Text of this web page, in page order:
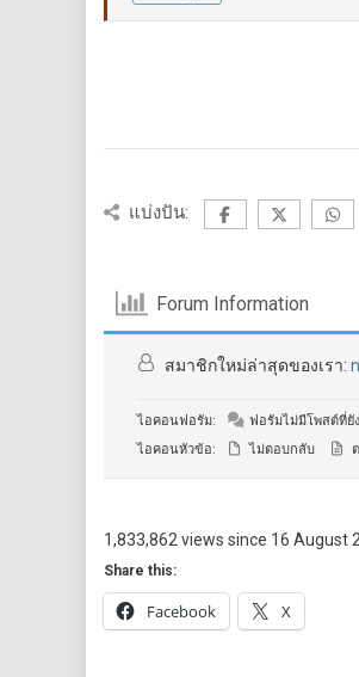
แบ่งปัน:
Forum Information
สมาชิกใหม่ล่าสุดของเรา:
ไอคอนฟอรัม: ฟอรัมไม่มีโพสต์ที่ยั
ไอคอนหัวข้อ:
ไม่ตอบกลับ
1,833,862 views since 16 August
Share this:
Facebook X